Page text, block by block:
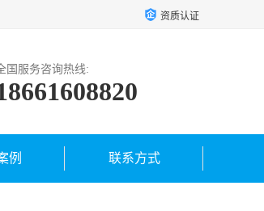
资质认证
国服务咨询热线:
例 联系方式